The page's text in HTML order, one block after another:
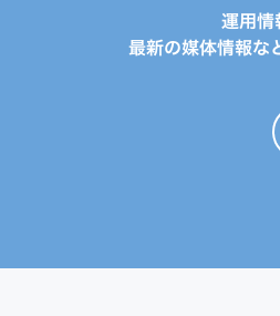
運用情
最新の媒体情報な